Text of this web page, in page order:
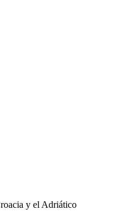
y el Adriático